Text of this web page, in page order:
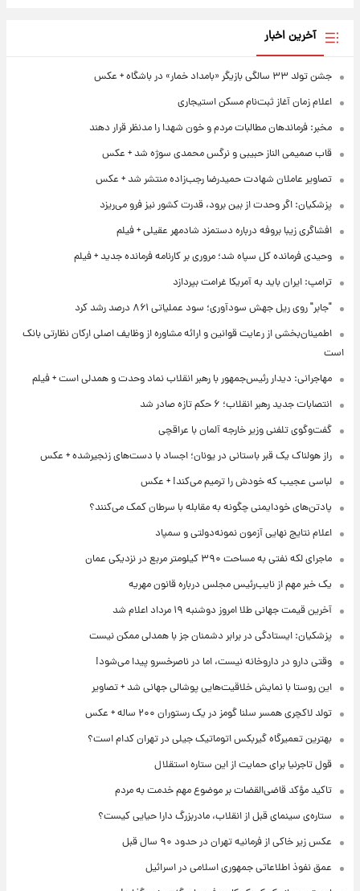
آخرین اخبار
جشن تولد ۳۳ سالگی بازیگر «بامداد خمار» در باشگاه + عکس
اعلام زمان آغاز ثبت‌نام مسکن استیجاری
مخبر: فرماندهان مطالبات مردم و خون شهدا را مدنظر قرار دهند
قاب صمیمی الناز حبیبی و نرگس محمدی سوژه شد + عکس
تصاویر عاملان شهادت حمیدرضا رجب‌زاده منتشر شد + عکس
پزشکیان: اگر وحدت از بین برود، قدرت کشور نیز فرو می‌ریزد
افشاگری زیبا بروفه درباره دستمزد شادمهر عقیلی + فیلم
وحیدی فرمانده کل سپاه شد؛ مروری بر کارنامه فرمانده جدید + فیلم
ترامپ: ایران باید به آمریکا غرامت بپردازد
"جابر" روی ریل جهش سودآوری؛ سود عملیاتی ۸۶۱ درصد رشد کرد
اطمینان‌بخشی از رعایت قوانین و ارائه مشاوره از وظایف اصلی ارکان نظارتی بانک
است
مهاجرانی: دیدار رئیس‌جمهور با رهبر انقلاب نماد وحدت و همدلی است + فیلم
انتصابات جدید رهبر انقلاب؛ ۶ حکم تازه صادر شد
گفت‌وگوی تلفنی وزیر خارجه آلمان با عراقچی
راز هولناک یک قبر باستانی در یونان؛ اجساد با دست‌های زنجیرشده + عکس
لباسی عجیب که خودش را ترمیم می‌کند! + عکس
پادتن‌های خودایمنی چگونه به مقابله با سرطان کمک می‌کنند؟
اعلام نتایج نهایی آزمون نمونه‌دولتی و سمپاد
ماجرای لکه نفتی به مساحت ۳۹۰ کیلومتر مربع در نزدیکی عمان
یک خبر مهم از نایب‌رئیس مجلس درباره قانون مهریه
آخرین قیمت جهانی طلا امروز دوشنبه ۱۹ مرداد اعلام شد
پزشکیان: ایستادگی در برابر دشمنان جز با همدلی ممکن نیست
وقتی دارو در داروخانه نیست، اما در ناصرخسرو پیدا می‌شود!
این روستا با نمایش خلاقیت‌هایی پوشالی جهانی شد + تصاویر
تولد لاکچری همسر سلنا گومز در یک رستوران ۲۰۰ ساله + عکس
بهترین تعمیرگاه گیربکس اتوماتیک جیلی در تهران کدام است؟
قول تاجرنیا برای حمایت از این ستاره استقلال
تاکید مؤکد قاضی‌القضات بر موضوع مهم خدمت به مردم
ستاره‌ی سینمای قبل از انقلاب، مادربزرگ دارا حیایی کیست؟
عکس زیر خاکی از فرمانیه تهران در حدود ۹۰ سال قبل
عمق نفوذ اطلاعاتی جمهوری اسلامی در اسرائیل